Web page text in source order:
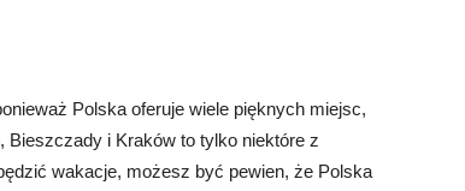
Polska oferuje wiele pięknych miejsc,
Bieszczady i Kraków to tylko niektóre z
wakacje, możesz być pewien, że Polska